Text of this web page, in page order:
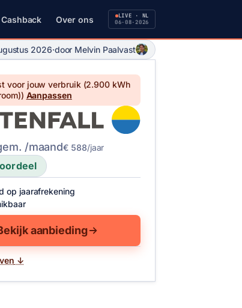
Cashback Over ons
LIVE · NL
06·08·2026
2026·door Melvin Paalvast
voor jouw verbruik (2.900 kWh
) Aanpassendeze actie
/maand€ 588/jaar
op jaarafrekening
aanbieding